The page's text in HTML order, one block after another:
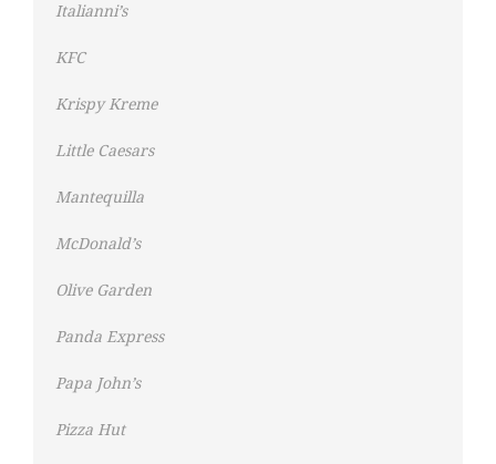
Italianni’s
KFC
Krispy Kreme
Little Caesars
Mantequilla
McDonald’s
Olive Garden
Panda Express
Papa John’s
Pizza Hut